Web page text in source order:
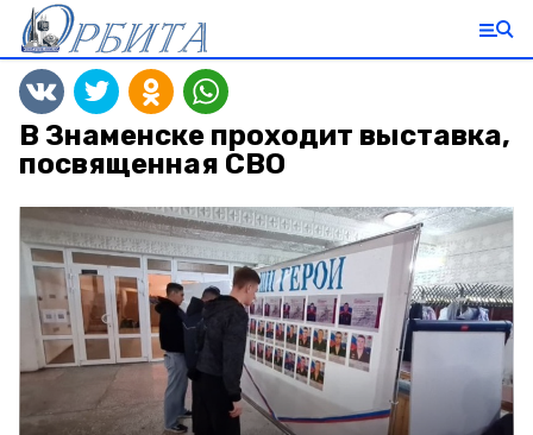
В Знаменске проходит выставка,
посвященная СВО